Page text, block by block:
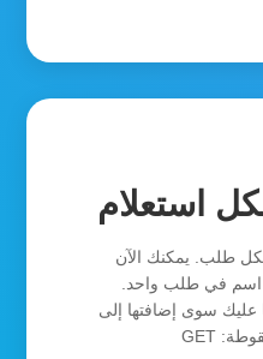
استعلام
لكل طلب. يمكنك الآن
الاستعلام عن ما يصل إلى 100 اسم في طلب واحد.
عليك سوى إضافتها إلى
عنوان URL مفصولة بفاصلة منقوطة: GET